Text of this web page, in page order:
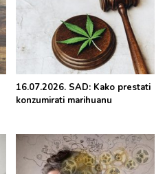
16.07.2026. SAD: Kako prestati
konzumirati marihuanu